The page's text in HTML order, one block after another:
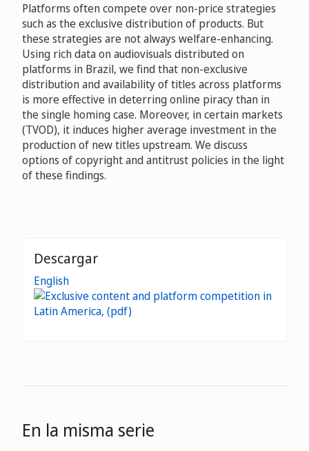
Platforms often compete over non-price strategies
such as the exclusive distribution of products. But
these strategies are not always welfare-enhancing.
Using rich data on audiovisuals distributed on
platforms in Brazil, we find that non-exclusive
distribution and availability of titles across platforms
is more effective in deterring online piracy than in
the single homing case. Moreover, in certain markets
(TVOD), it induces higher average investment in the
production of new titles upstream. We discuss
options of copyright and antitrust policies in the light
of these findings.
Descargar
English
En la misma serie